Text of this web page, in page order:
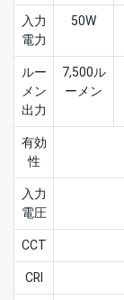
入力
電力
50W
ルー
メン
出力
7,500ル
ーメン
有効
性
入力
電圧
CCT
CRI